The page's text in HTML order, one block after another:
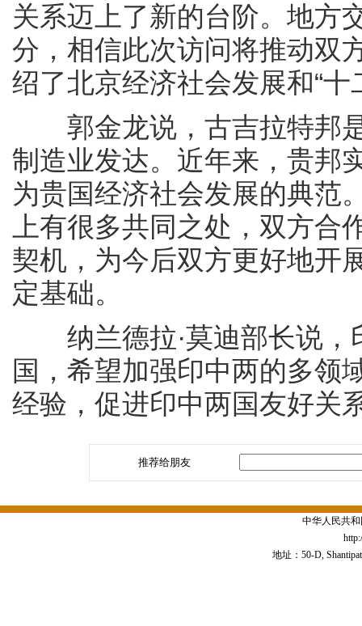
关系迈上了新的台阶。地方
分，相信此次访问将推动双
绍了北京经济社会发展和“
郭金龙说，古吉拉特邦是
制造业发达。近年来，贵邦
为贵国经济社会发展的典范
上有很多共同之处，双方
契机，为今后双方更好地开
定基础。
纳兰德拉·莫迪部长说，
国，希望加强印中两的多领
经验，促进印中两国友好关
推荐给朋友
中华人民共
地址：50-D,